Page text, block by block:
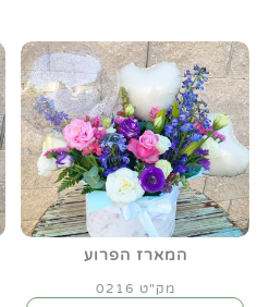
המארז הפרוע
מק"ט 0216